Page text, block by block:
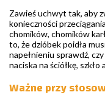
Zawieś uchwyt tak, aby
konieczności
chomików, chomików
to, że dzióbek poidła
napełnieniu sprawdź,
naciska na ściółkę, szkło
Ważne przy